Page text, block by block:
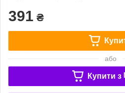
391 ₴
або
Купити з